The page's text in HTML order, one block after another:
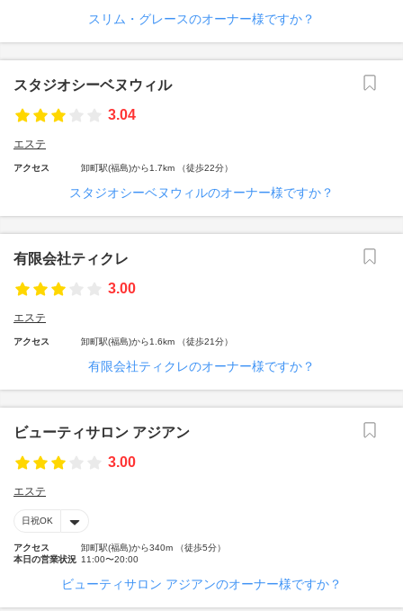
スリム・グレースのオーナー様ですか？
スタジオシーベヌウィル
3.04
エステ
アクセス 卸町駅(福島)から1.7km （徒歩22分）
スタジオシーベヌウィルのオーナー様ですか？
有限会社ティクレ
3.00
エステ
アクセス 卸町駅(福島)から1.6km （徒歩21分）
有限会社ティクレのオーナー様ですか？
ビューティサロン アジアン
3.00
エステ
日祝OK
アクセス
卸町駅(福島)から340m （徒歩5分）
本日の営業状況 11:00〜20:00
ビューティサロン アジアンのオーナー様ですか？